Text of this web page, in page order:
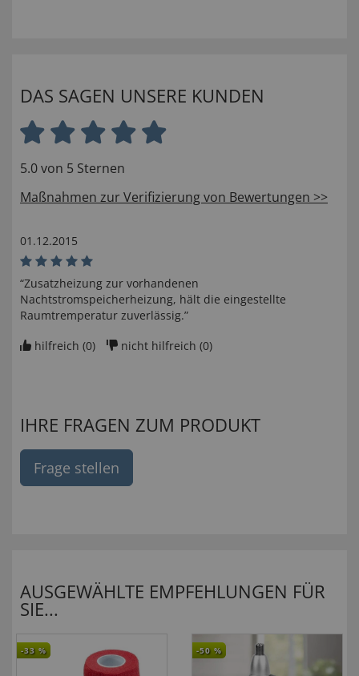
DAS SAGEN UNSERE KUNDEN
5.0 von 5 Sternen
Maßnahmen zur Verifizierung von Bewertungen >>
01.12.2015
“Zusatzheizung zur vorhandenen
Nachtstromspeicherheizung, hält die eingestellte
Raumtremperatur zuverlässig.”
hilfreich (0) nicht hilfreich (0)
IHRE FRAGEN ZUM PRODUKT
Frage stellen
AUSGEWÄHLTE EMPFEHLUNGEN FÜR
SIE...
-33 % -50 %